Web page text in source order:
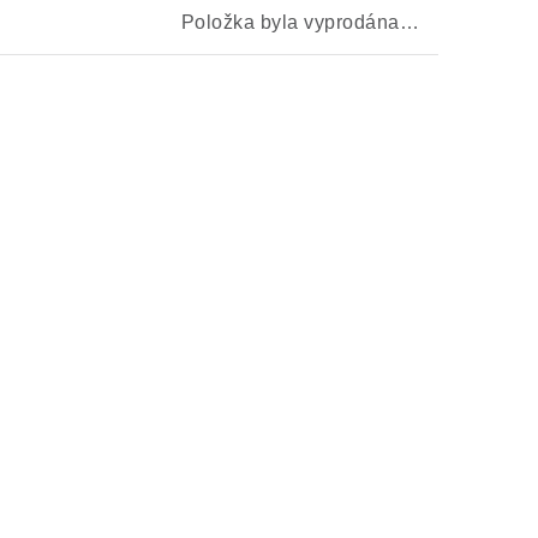
Položka byla vyprodána…